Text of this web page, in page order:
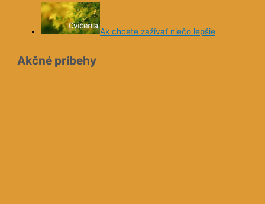
Ak chcete zažívať niečo lepšie
Akčné príbehy